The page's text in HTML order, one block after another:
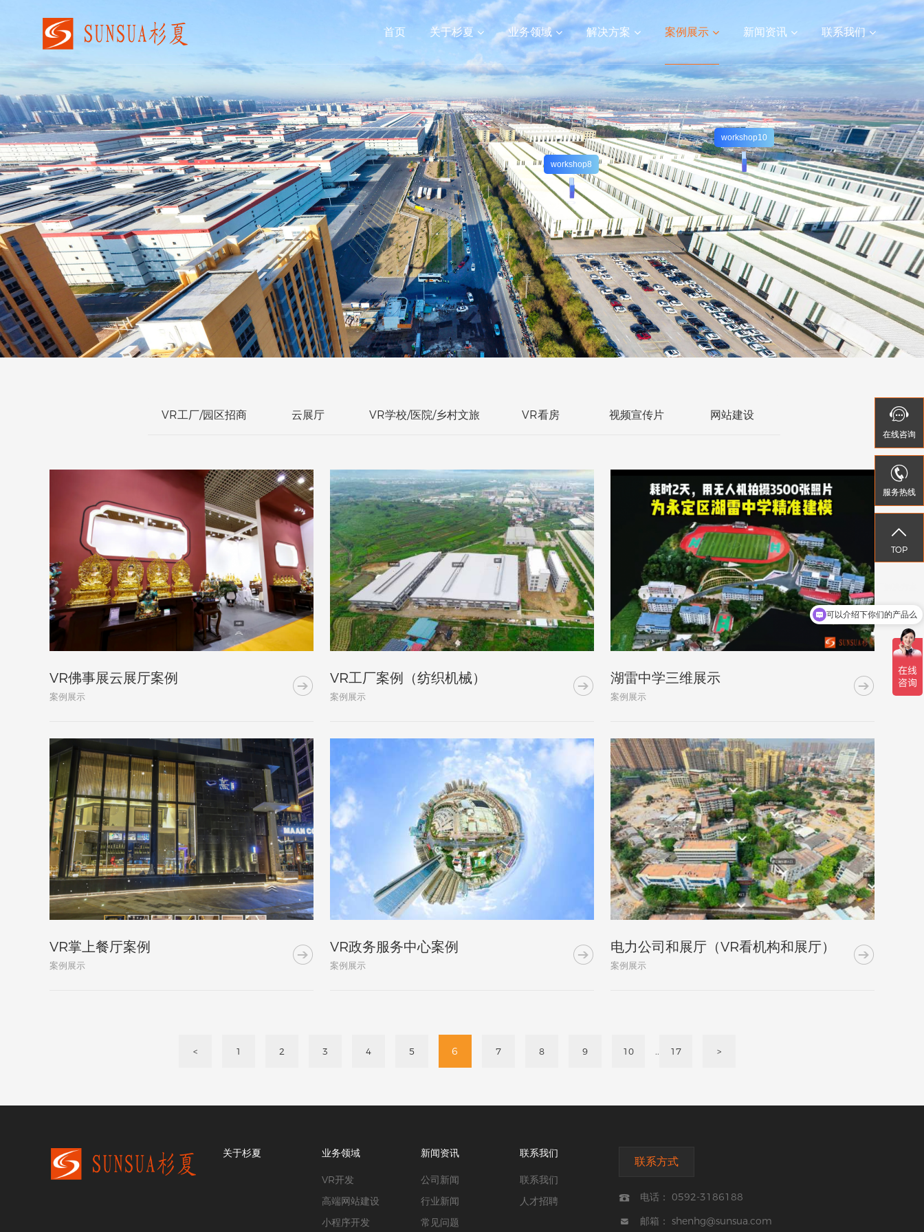
首页 关于杉夏 业务领域
VR开发 Ai数字人/视频制作 小程序开发 高端网站定制 APP开发
解决方案 案例展示
VR工厂/园区招商 云展厅 VR学校/医院/乡村文旅 VR看房 视频宣传片 网站建设
新闻资讯
公司新闻 行业新闻 常见问题
联系我们
VR工厂/园区招商 云展厅 VR学校/医院/乡村文旅 VR看房 视频宣传片 网站建设
VR佛事展云展厅案例
案例展示  VR工厂案例（纺织机械）
案例展示  湖雷中学三维展示
案例展示 
VR掌上餐厅案例
案例展示  VR政务服务中心案例
案例展示  电力公司和展厅（VR看机构和展厅）
案例展示 
< 1 2 3 4 5 6 7 8 9 10 .. 17 >

在线咨询

服务热线

TOP
关于杉夏 业务领域
VR开发
高端网站建设
小程序开发
新闻资讯
公司新闻
行业新闻
常见问题
联系我们
联系我们
人才招聘
联系方式
 电话： 0592-3186188
 邮箱： shenhg@sunsua.com

在线咨询

服务热线

TOP
可以介绍下你们的产品么